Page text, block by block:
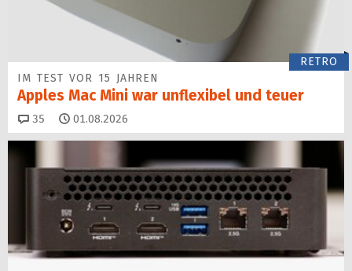
RETRO
IM TEST VOR 15 JAHREN
Apples Mac Mini war unflexibel und teuer
35 Kommentare
01.08.2026